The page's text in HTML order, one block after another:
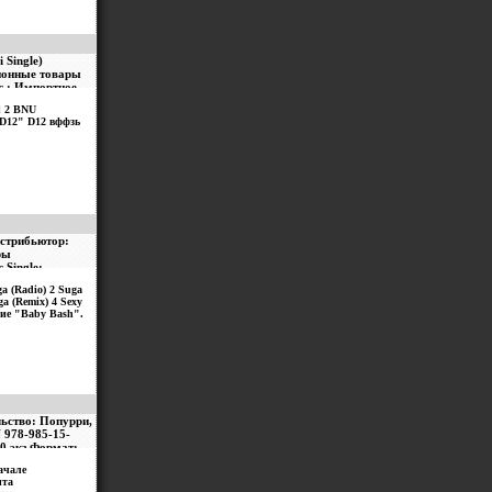
Single)
товары
: Импортное
2 BNU
D12 вффзь
Single:
(Radio) 2 Suga
(Remix) 4 Sexy
"Baby Bash".
Попурри,
978-985-15-
экз Формат: